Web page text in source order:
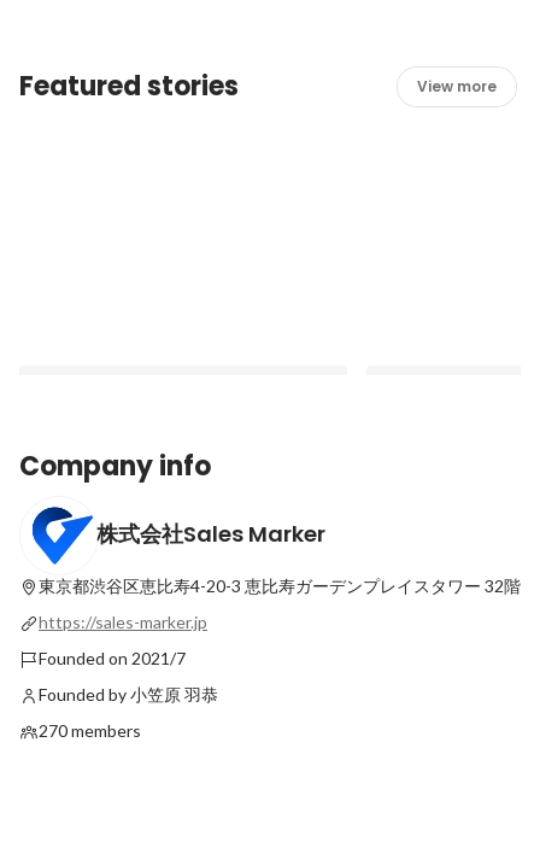
Featured stories View more
正解なき300人の壁。急成長の裏に隠れ
た、Sales Marker事業本部の泥臭くウェッ
トな組織改革
Latest Latest
Company info
株式会社Sales Marker
東京都渋谷区恵比寿4-20-3 恵比寿ガーデンプレイスタワー 32階
https://sales-marker.jp
Founded on 2021/7
Founded by 小笠原 羽恭
270 members